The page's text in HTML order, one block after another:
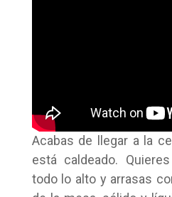
Acabas de llegar a la
está caldeado.
todo lo alto y arrasas